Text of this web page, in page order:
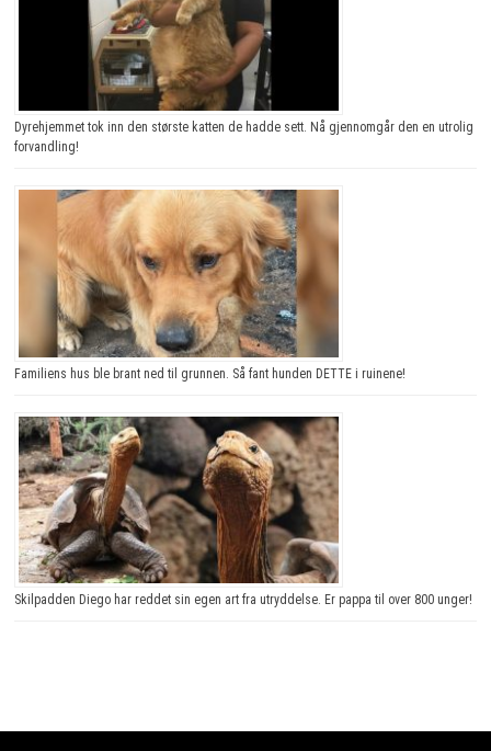
Dyrehjemmet tok inn den største katten de hadde sett. Nå gjennomgår den en utrolig
forvandling!
Familiens hus ble brant ned til grunnen. Så fant hunden DETTE i ruinene!
Skilpadden Diego har reddet sin egen art fra utryddelse. Er pappa til over 800 unger!